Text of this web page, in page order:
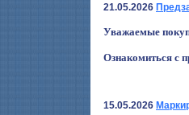
21.05.2026
Уважаемые
Ознакомиться с
15.05.2026